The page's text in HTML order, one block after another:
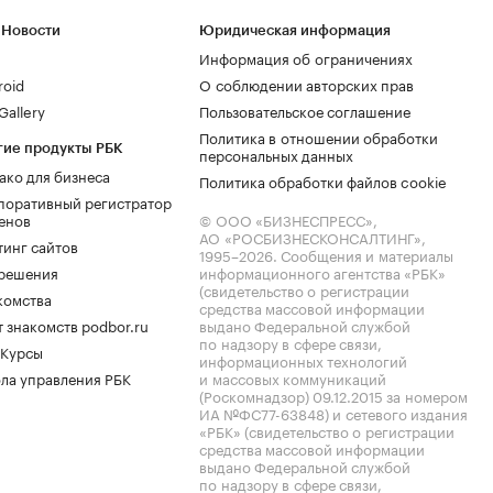
продукты РБК
для бизнеса
регистратор
сайтов
знакомств podbor.ru
управления РБК
Юридическая информация
Информация об ограничениях
О соблюдении авторских прав
Пользовательское соглашение
Политика в отношении обработки
персональных данных
Политика обработки файлов cookie
© ООО «БИЗНЕСПРЕСС»,
АО «РОСБИЗНЕСКОНСАЛТИНГ»,
1995–2026. Сообщения и материалы
информационного агентства «РБК»
(свидетельство о регистрации
средства массовой информации
выдано Федеральной службой
по надзору в сфере связи,
информационных технологий
и массовых коммуникаций
(Роскомнадзор) 09.12.2015 за номером
ИА №ФС77-63848) и сетевого издания
«РБК» (свидетельство о регистрации
средства массовой информации
выдано Федеральной службой
по надзору в сфере связи,